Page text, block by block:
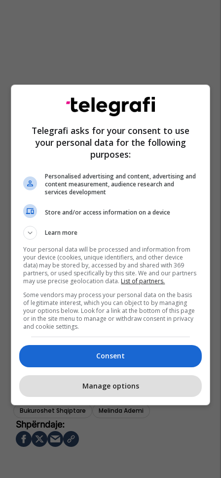
Bukuroshet Shqiptare Melinda Ademi
Telegrafi asks for your consent to use
your personal data for the following
purposes:
Personalised advertising and content, advertising and
content measurement, audience research and
services development
Store and/or access information on a device
Learn more
Your personal data will be processed and information from
your device (cookies, unique identifiers, and other device
data) may be stored by, accessed by and shared with 369
partners, or used specifically by this site. We and our partners
may use precise geolocation data. List of partners.
Some vendors may process your personal data on the basis
of legitimate interest, which you can object to by managing
your options below. Look for a link at the bottom of this page
or in the site menu to manage or withdraw consent in privacy
and cookie settings.
Consent
Manage options